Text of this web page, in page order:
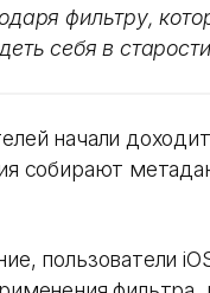
фильтру,
себя в
начали
собирают
пользователи